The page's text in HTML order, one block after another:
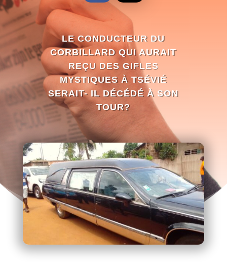
LE CONDUCTEUR DU
CORBILLARD QUI AURAIT
REÇU DES GIFLES
MYSTIQUES À TSÉVIÉ
SERAIT- IL DÉCÉDÉ À SON
TOUR?